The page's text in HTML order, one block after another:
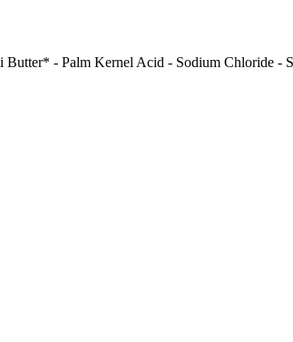
- Palm Kernel Acid - Sodium Chloride -